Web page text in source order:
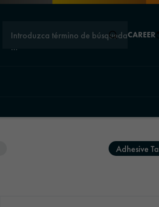
Introduzca término de búsqueda
…
CAREER
Adhesive